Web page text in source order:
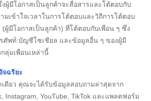
ผู้มีโอกาสเป็นลูกค้าจะสื่อสารและโต้ตอบกับ
มเข้าใจเวลาในการโต้ตอบและวิถีการโต้ตอบ
ผู้มีโอกาสเป็นลูกค้า) ที่โต้ตอบกับเพื่อน ๆ ซึ่ง
ศัพท์ บัญชีโซเชียล และข้อมูลอื่น ๆ ของผู้มี
ลุ่มเพื่อนเหล่านี้
ฉริยะ
เดียว คุณจะได้รับข้อมูลสอบถามล่าสุดจาก
Instagram, YouTube, TikTok และแพลตฟอร์ม